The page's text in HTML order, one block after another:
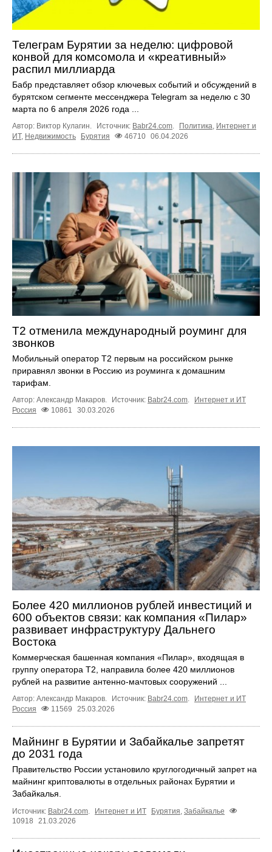
Телеграм Бурятии за неделю: цифровой
конвой для комсомола и «креативный»
распил миллиарда
Бабр представляет обзор ключевых событий и обсуждений в
бурятском сегменте мессенджера Telegram за неделю с 30
марта по 6 апреля 2026 года ...
Автор: Виктор Кулагин. Источник: Babr24.com Политика Интернет и
ИТ, Недвижимость Бурятия 46710 06.04.2026
T2 отменила международный роуминг для
звонков
Мобильный оператор T2 первым на российском рынке
приравнял звонки в Россию из роуминга к домашним
тарифам.
Автор: Александр Макаров. Источник: Babr24.com.
Интернет и ИТ
Россия
10861 30.03.2026
Более 420 миллионов рублей инвестиций и
600 объектов связи: как компания «Пилар»
развивает инфраструктуру Дальнего
Востока
Коммерческая башенная компания «Пилар», входящая в
группу оператора Т2, направила более 420 миллионов
рублей на развитие антенно-мачтовых сооружений ...
Автор: Александр Макаров. Источник: Babr24.com.
Интернет и ИТ
Россия
11569 25.03.2026
Майнинг в Бурятии и Забайкалье запретят
до 2031 года
Правительство России установило круглогодичный запрет на
майнинг криптовалюты в отдельных районах Бурятии и
Забайкалья.
Источник: Babr24.com. Интернет и ИТ Бурятия, Забайкалье
10918
21.03.2026